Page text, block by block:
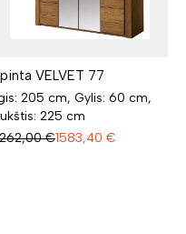
VELVET 77
205 cm, Gylis: 60 cm,
225 cm
€1583,40 €